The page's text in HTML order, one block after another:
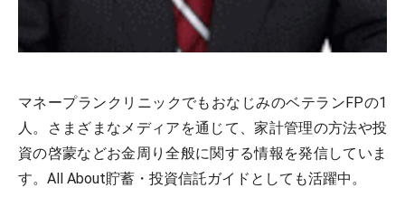
マネープランクリニックでもおなじみのベテランFPの1
人。さまざまなメディアを通じて、家計管理の方法や投
資の啓蒙などお金周り全般に関する情報を発信していま
す。All About貯蓄・投資信託ガイドとしても活躍中。